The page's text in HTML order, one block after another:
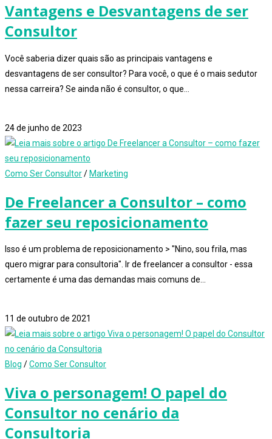
Vantagens e Desvantagens de ser
Consultor
Você saberia dizer quais são as principais vantagens e
desvantagens de ser consultor? Para você, o que é o mais sedutor
nessa carreira? Se ainda não é consultor, o que…
24 de junho de 2023
Como Ser Consultor/ Marketing
De Freelancer a Consultor – como
fazer seu reposicionamento
Isso é um problema de reposicionamento > "Nino, sou frila, mas
quero migrar para consultoria". Ir de freelancer a consultor - essa
certamente é uma das demandas mais comuns de…
11 de outubro de 2021
Blog /Como Ser Consultor
Viva o personagem! O papel do
Consultor no cenário da
Consultoria